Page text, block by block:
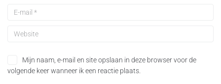
Mijn naam, e-mail en site opslaan in deze browser voor de
volgende keer wanneer ik een reactie plaats.